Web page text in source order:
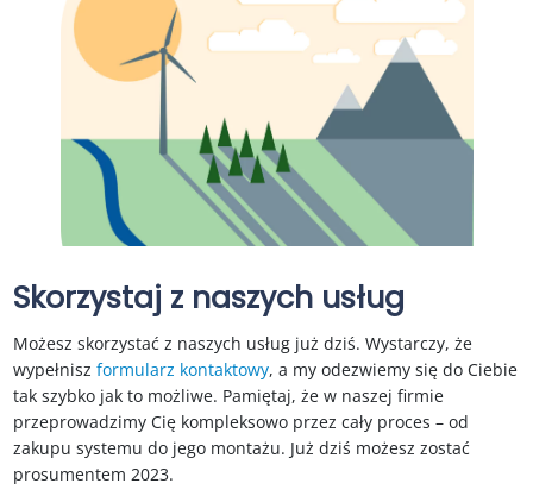
Skorzystaj z naszych usług
Możesz skorzystać z naszych usług już dziś. Wystarczy, że
wypełnisz formularz kontaktowy, a my odezwiemy się do Ciebie
tak szybko jak to możliwe. Pamiętaj, że w naszej firmie
przeprowadzimy Cię kompleksowo przez cały proces – od
zakupu systemu do jego montażu. Już dziś możesz zostać
prosumentem 2023.